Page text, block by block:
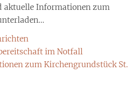
aktuelle Informationen zum
im Notfall
zum Kirchengrundstück St.